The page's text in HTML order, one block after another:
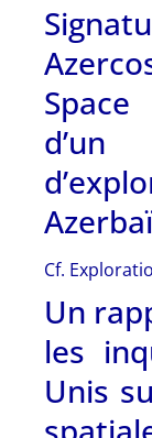
Cf.
Un
les
Unis